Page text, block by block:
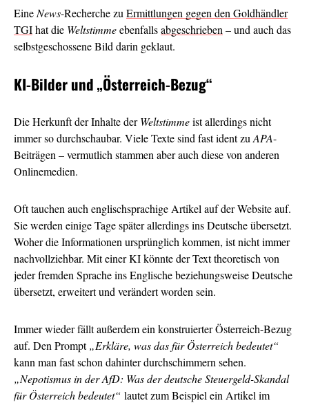
Eine News-Recherche zu Ermittlungen gegen den Goldhändler
TGIhat die Weltstimmeebenfallsabgeschrieben – und auch das
selbstgeschossene Bild darin geklaut.
KI-Bilder und„Österreich-Bezug“
Die Herkunft der Inhalte derWeltstimmeist allerdings nicht
immer so durchschaubar. Viele Texte sind fast ident zu APA-
Beiträgen – vermutlich stammen aber auch diese von anderen
Onlinemedien.
Oft tauchen auch englischsprachige Artikel auf der Website auf.
Sie werden einige Tage später allerdings ins Deutsche übersetzt.
Woher die Informationen ursprünglich kommen, ist nicht immer
nachvollziehbar. Mit einer KI könnte der Text theoretisch von
jeder fremden Sprache ins Englische beziehungsweise Deutsche
übersetzt, erweitert und verändert worden sein.
Immer wieder fällt außerdem ein konstruierter Österreich-Bezug
auf. Den Prompt„Erkläre, was das für Österreich bedeutet“
kann man fast schon dahinter durchschimmern sehen.
„Nepotismus in der AfD: Was der deutsche Steuergeld-Skandal
für Österreich bedeutet“ lautet zum Beispiel ein Artikel im